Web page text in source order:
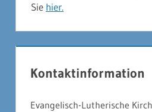
Sie hier.
Kontaktinformation
Evangelisch-Lutherische